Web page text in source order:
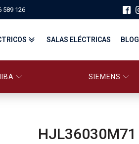
589 126
ELÉCTRICOS DISTRIBUCIÓN Y FUERZA
SALAS ELÉCTRICAS BLOG
SIEMENS
HJL36030M71